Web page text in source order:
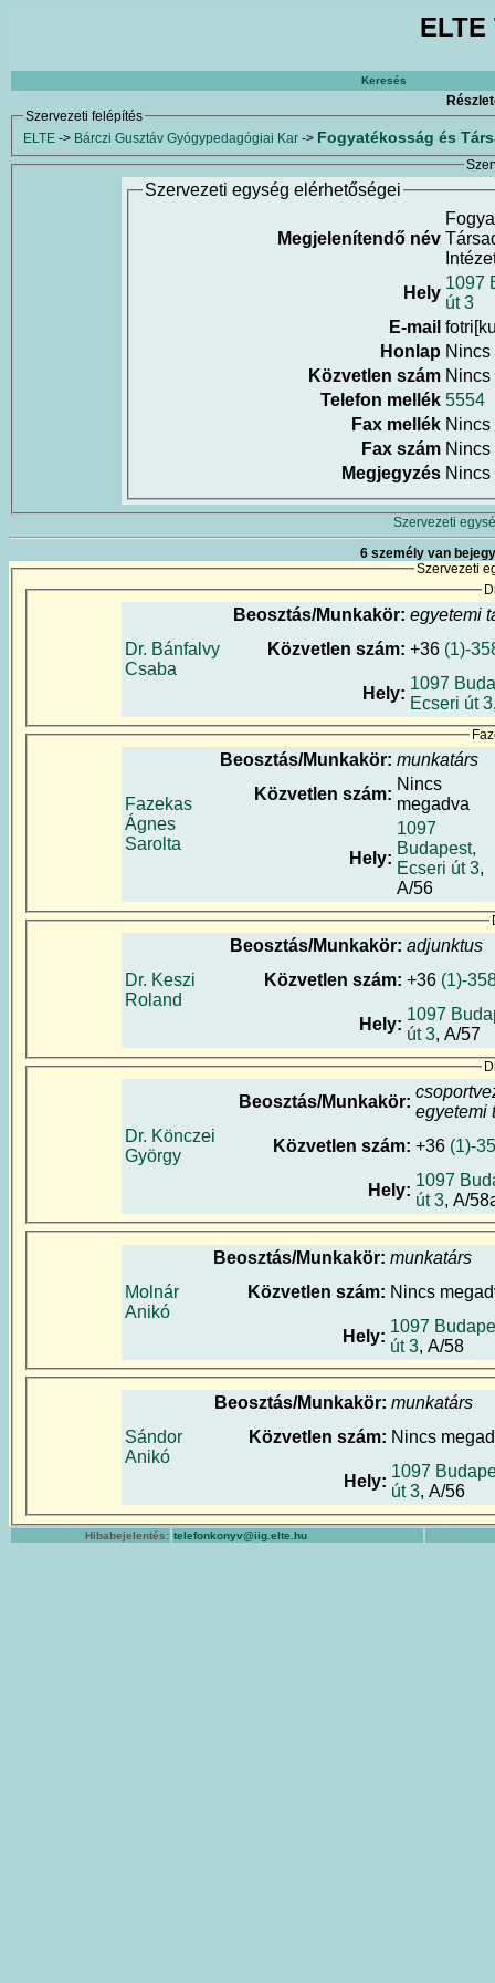
Keresés
Szervezeti felépítés
ELTE -> Bárczi Gusztáv Gyógypedagógiai Kar -> Fogyatékosság és
Szervezeti egység elérhetőségei
Megjelenítendő név
Hely
1097
út 3
E-mail
Honlap Nincs
Közvetlen szám Nincs
Telefon mellék 5554
Fax mellék Nincs
Fax szám Nincs
Megjegyzés Nincs
Szervezeti
6 személy van
Szervezeti
Dr. Bánfalvy
Csaba
Beosztás/Munkakör: egyetemi
Közvetlen szám: +36 (1)-
Hely:
1097
Ecseri út 3
Fazekas
Ágnes
Sarolta
Beosztás/Munkakör: munkatárs
Közvetlen szám:
Nincs
megadva
Hely:
1097
Budapest,
Ecseri út 3,
A/56
Dr. Keszi
Roland
Beosztás/Munkakör: adjunktus
Közvetlen szám: +36 (1)-
Hely:
1097
út 3, A/57
Dr. Könczei
György
Beosztás/Munkakör:
egyetemi
Közvetlen szám: +36 (1)-
Hely:
1097
út 3, A/
Molnár
Anikó
Beosztás/Munkakör: munkatárs
Közvetlen szám: Nincs
Hely:
1097
út 3, A/58
Sándor
Anikó
Beosztás/Munkakör: munkatárs
Közvetlen szám: Nincs
Hely:
1097
út 3, A/56
Hibabejelentés: telefonkonyv@iig.elte.hu